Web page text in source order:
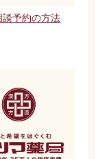
談予約の方法